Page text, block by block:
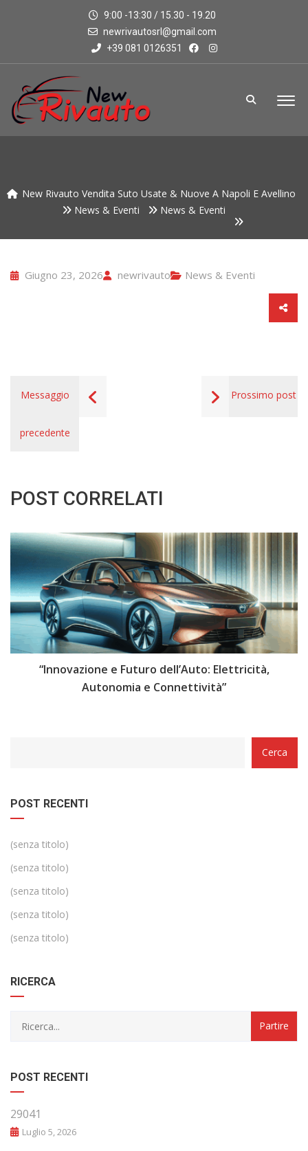
9:00 -13:30 / 15.30 - 19.20
newrivautosrl@gmail.com
+39 081 0126351
New Rivauto Vendita Suto Usate & Nuove A Napoli E Avellino
News & Eventi
News & Eventi
Giugno 23, 2026 newrivauto News & Eventi
Messaggio
precedente
Prossimo post
POST CORRELATI
“Innovazione e Futuro dell’Auto: Elettricità,
Autonomia e Connettività”
Cerca
POST RECENTI
(senza titolo)
(senza titolo)
(senza titolo)
(senza titolo)
(senza titolo)
RICERCA
POST RECENTI
29041
Luglio 5, 2026